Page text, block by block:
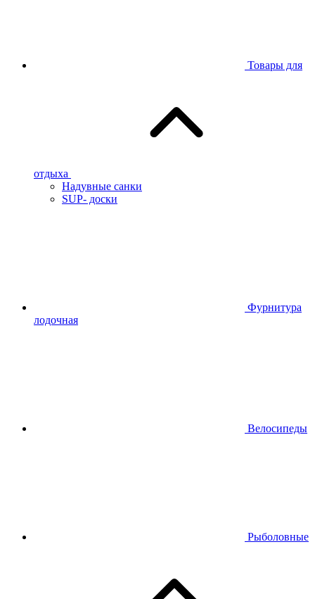
Товары для
отдыха
Надувные санки
SUP- доски
Фурнитура
лодочная
Велосипеды
Рыболовные